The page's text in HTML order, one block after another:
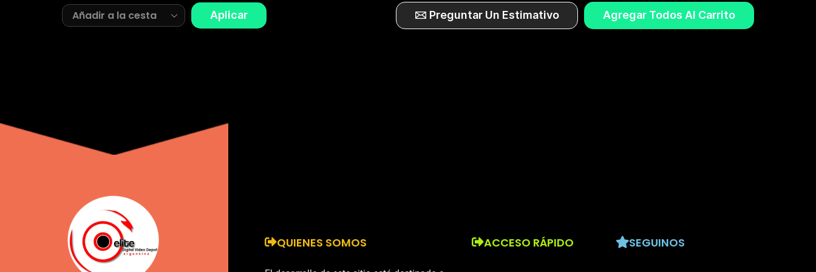
Aplicar Preguntar Un Estimativo Agregar Todos Al Carrito
QUIENES SOMOS ACCESO RÁPIDO SEGUINOS